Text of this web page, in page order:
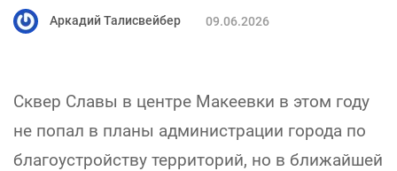
Аркадий Талисвейбер 09.06.2026
Сквер Славы в центре Макеевки в этом году
не попал в планы администрации города по
благоустройству территорий, но в ближайшей